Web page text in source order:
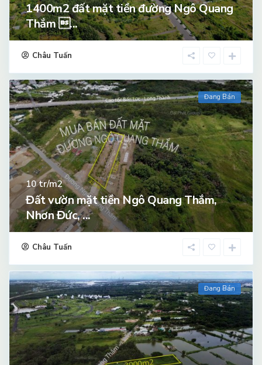
1400m2 đất mặt tiền đường Ngô Quang
Thắm ...
Châu Tuấn
Đang Bán
10tr/m2
Đất vườn mặt tiền Ngô Quang Thắm,
Nhơn Đức, ...
Châu Tuấn
Đang Bán